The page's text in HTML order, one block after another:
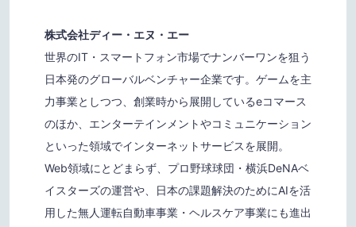
株式会社ディー・エヌ・エー
世界のIT・スマートフォン市場でナンバーワンを狙う
日本発のグローバルベンチャー企業です。ゲームを主
力事業としつつ、創業時から展開しているeコマース
のほか、エンターテインメントやコミュニケーション
といった領域でインターネットサービスを展開。
Web領域にとどまらず、プロ野球球団・横浜DeNAベ
イスターズの運営や、日本の課題解決のためにAIを活
用した無人運転自動車事業・ヘルスケア事業にも進出